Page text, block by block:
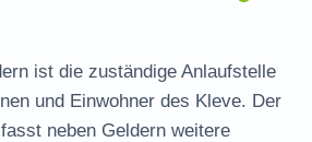
ist die zuständige Anlaufstelle
und Einwohner des Kleve. Der
neben Geldern weitere